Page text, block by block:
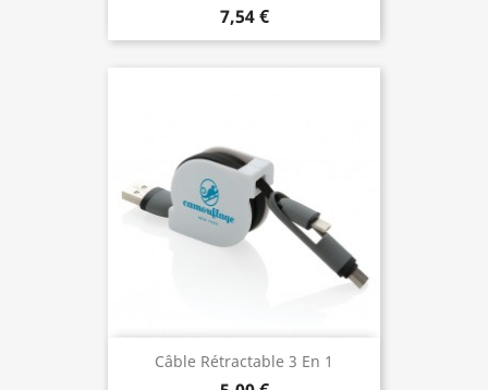
7,54 €
Câble Rétractable 3 En 1